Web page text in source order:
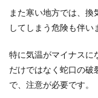
また寒い地方では、
してしまう危険も伴い
特に気温がマイナスに
だけではなく蛇口の破
で、注意が必要です。